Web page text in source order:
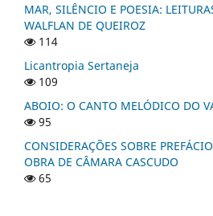
MAR, SILÊNCIO E POESIA:
WALFLAN DE QUEIROZ
114
Licantropia Sertaneja
109
ABOIO: O CANTO MELÓDICO DO
95
CONSIDERAÇÕES SOBRE
OBRA DE CÂMARA CASCUDO
65